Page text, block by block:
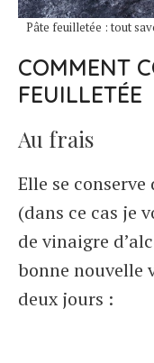
Pâte feuilletée : tout
COMMENT
FEUILLETÉE
Au frais
Elle se
(dans ce cas je
de vinaigre
bonne nouvelle
deux jours :